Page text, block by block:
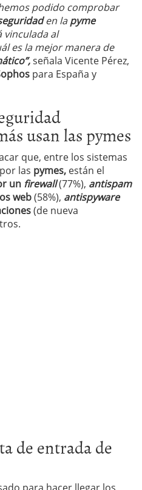
podido comprobar
en lapyme
vinculada al
es la mejor manera de
señala Vicente Pérez,
para España y
usan las pymes
que, entre los sistemas
las pymes, están el
un firewall(77%), antispam
web(58%), antispyware
(de nueva
de entrada de